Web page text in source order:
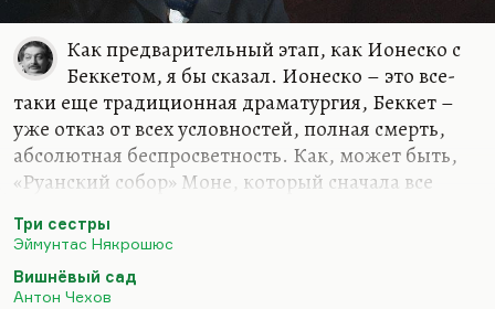
Как предварительный этап, как Ионеско с
Беккетом, я бы сказал. Ионеско – это все-
таки еще традиционная драматургия, Беккет –
уже отказ от всех условностей, полная смерть,
абсолютная беспросветность. Как, может быть,
«Руанский собор» Моне, который сначала все
«Три сестры» – еще вполне себе реалистическая
драма, а «Вишневый сад» – это уже
символистская пьеса с гораздо большей степенью
Три сестры
Эймунтас Някрошюс
Вишнёвый сад
Антон Чехов